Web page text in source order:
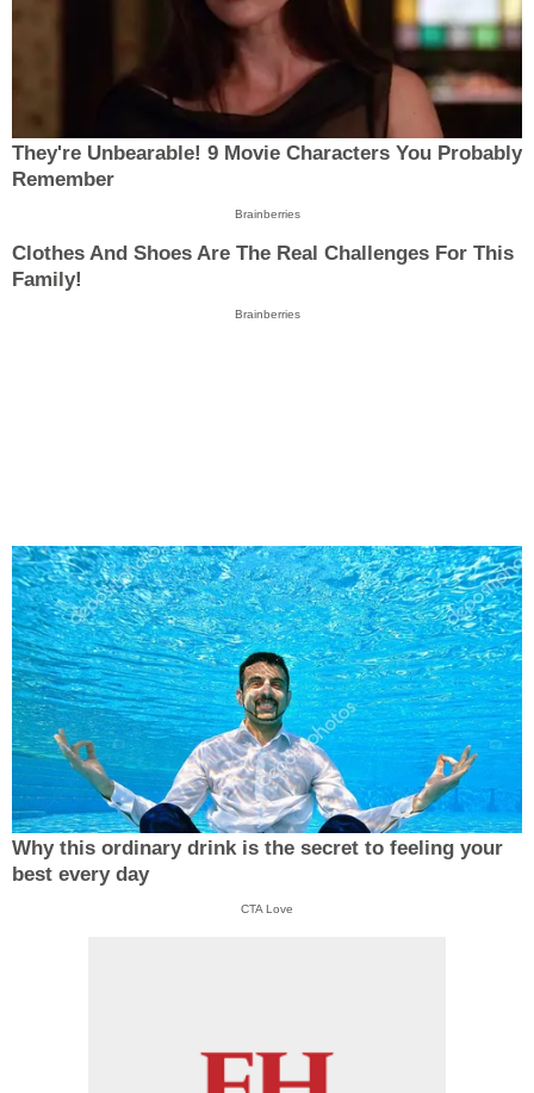
They're Unbearable! 9 Movie Characters You Probably
Remember
Brainberries
Clothes And Shoes Are The Real Challenges For This
Family!
Brainberries
Why this ordinary drink is the secret to feeling your
best every day
CTA Love